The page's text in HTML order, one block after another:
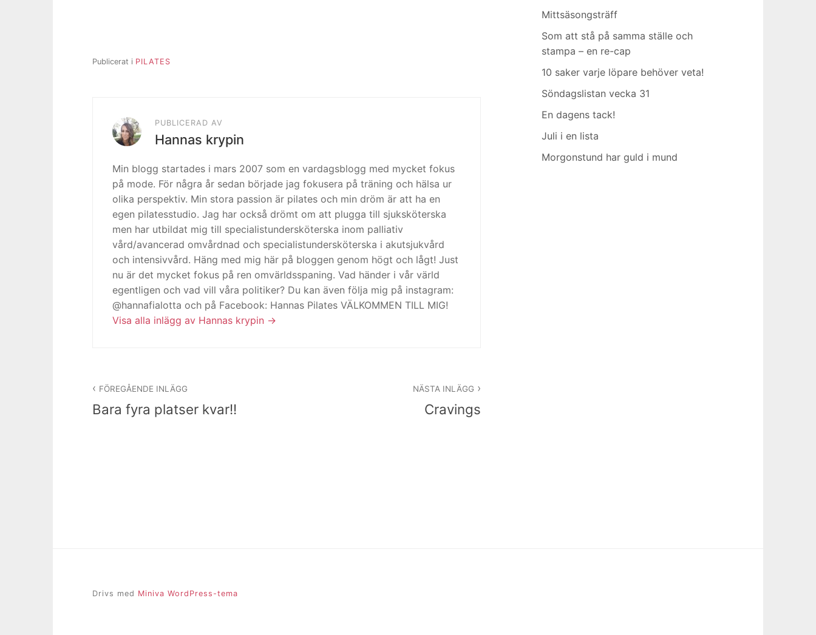
Publicerat i PILATES
PUBLICERAD AV
Hannas krypin
Min blogg startades i mars 2007 som en vardagsblogg med mycket fokus
på mode. För några år sedan började jag fokusera på träning och hälsa ur
olika perspektiv. Min stora passion är pilates och min dröm är att ha en
egen pilatesstudio. Jag har också drömt om att plugga till sjuksköterska
men har utbildat mig till specialistundersköterska inom palliativ
vård/avancerad omvårdnad och specialistundersköterska i akutsjukvård
och intensivvård. Häng med mig här på bloggen genom högt och lågt! Just
nu är det mycket fokus på ren omvärldsspaning. Vad händer i vår värld
egentligen och vad vill våra politiker? Du kan även följa mig på instagram:
@hannafialotta och på Facebook: Hannas Pilates VÄLKOMMEN TILL MIG!
Visa alla inlägg av Hannas krypin
FÖREGÅENDE INLÄGG
Bara fyra platser kvar!!
NÄSTA INLÄGG
Cravings
Mittsäsongsträff
Som att stå på samma ställe och
stampa – en re-cap
10 saker varje löpare behöver veta!
Söndagslistan vecka 31
En dagens tack!
Juli i en lista
Morgonstund har guld i mund
Drivs med Miniva WordPress-tema